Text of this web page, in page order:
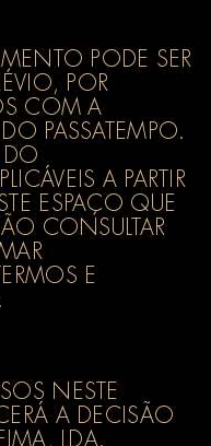
PODE SER
POR
COM A
PASSATEMPO.
A PARTIR
ESPAÇO QUE
CONSULTAR
E
NESTE
A DECISÃO
LDA.